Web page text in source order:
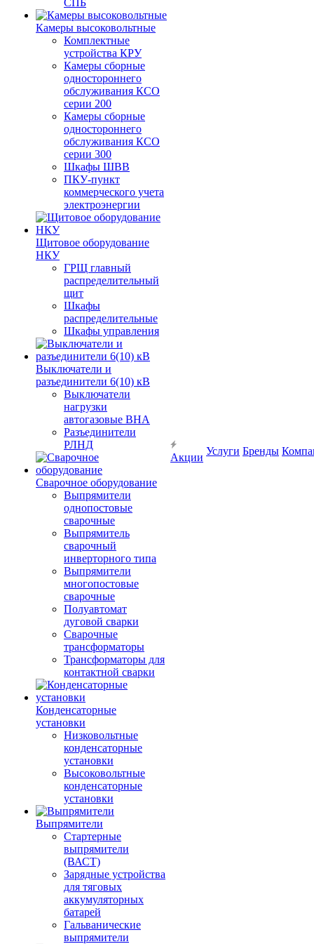
СПБ
Камеры высоковольтные
Комплектные
устройства КРУ
Камеры сборные
одностороннего
обслуживания КСО
серии 200
Камеры сборные
одностороннего
обслуживания КСО
серии 300
Шкафы ШВВ
ПКУ-пункт
коммерческого учета
электроэнергии
Щитовое оборудование
НКУ
ГРЩ главный
распределительный
щит
Шкафы
распределительные
Шкафы управления
Выключатели и
разъединители 6(10) кВ
Выключатели
нагрузки
автогазовые ВНА
Разъединители
РЛНД
Сварочное оборудование
Выпрямители
однопостовые
сварочные
Выпрямитель
сварочный
инверторного типа
Выпрямители
многопостовые
сварочные
Полуавтомат
дуговой сварки
Сварочные
трансформаторы
Трансформаторы для
контактной сварки
Конденсаторные
установки
Низковольтные
конденсаторные
установки
Высоковольтные
конденсаторные
установки
Выпрямители
Стартерные
выпрямители
(ВАСТ)
Зарядные устройства
для тяговых
аккумуляторных
батарей
Гальванические
выпрямители
Акции
Услуги Бренды